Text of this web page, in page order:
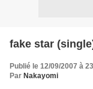
fake star
Publié le 12/09/2007 à
Par Nakayomi